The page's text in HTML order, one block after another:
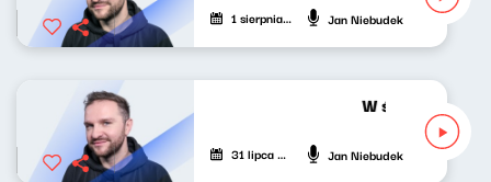
1 sierpnia 2026 Jan Niebudek
W środku dnia
31 lipca 2026 Jan Niebudek